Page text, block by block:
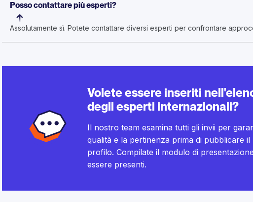
Posso contattare più esperti?
Assolutamente sì. Potete contattare diversi esperti per confrontare
Volete essere inseriti
degli esperti internazionali?
Il nostro team esamina tutti gli invii per
qualità e la pertinenza prima di pubblicare il
profilo. Compilate il modulo di
essere presenti.